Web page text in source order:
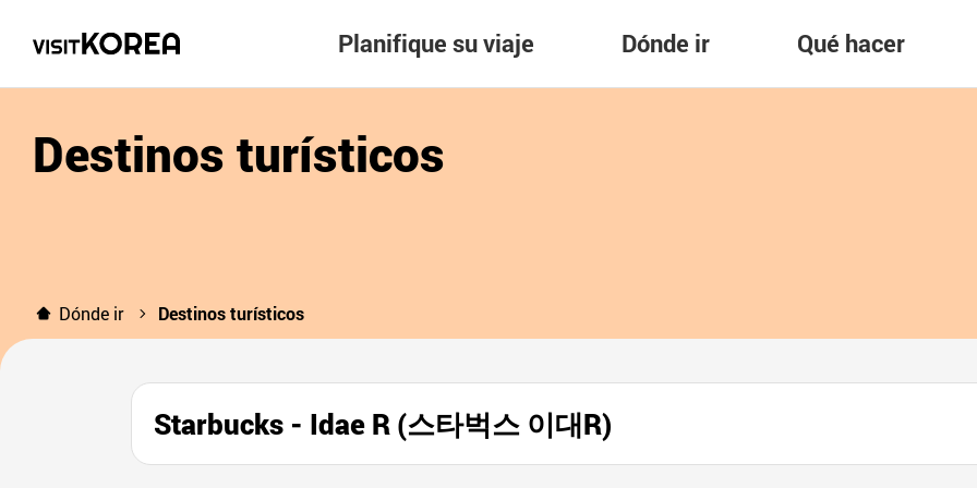
Planifique su viaje Dónde ir Qué hacer
Destinos turísticos
Dónde ir Destinos turísticos
Starbucks - Idae R (스타벅스 이대R)